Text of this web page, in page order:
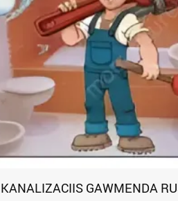
KANALIZACIIS GAWMENDA